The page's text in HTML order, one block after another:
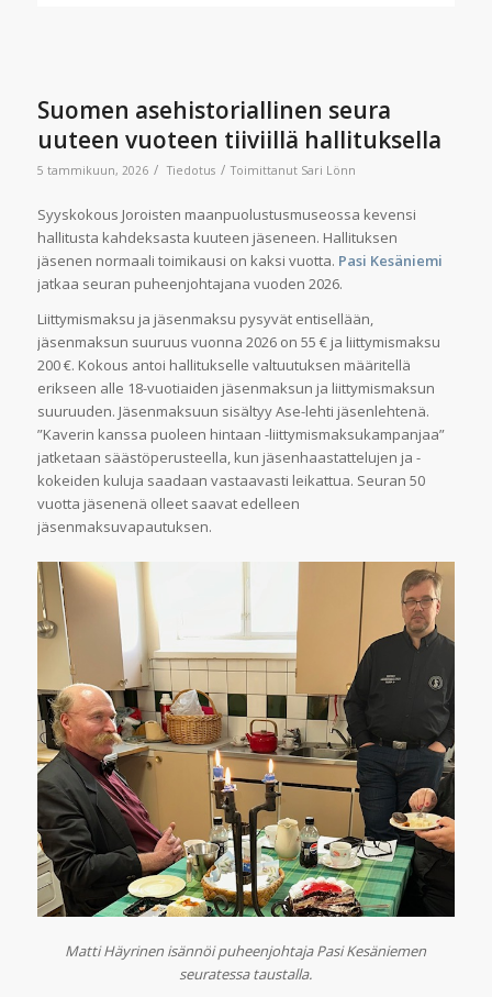
Suomen asehistoriallinen seura
uuteen vuoteen tiiviillä hallituksella
5 tammikuun, 2026 / Tiedotus / Toimittanut Sari Lönn
Syyskokous Joroisten maanpuolustusmuseossa kevensi
hallitusta kahdeksasta kuuteen jäseneen. Hallituksen
jäsenen normaali toimikausi on kaksi vuotta. Pasi Kesäniemi
jatkaa seuran puheenjohtajana vuoden 2026.
Liittymismaksu ja jäsenmaksu pysyvät entisellään,
jäsenmaksun suuruus vuonna 2026 on 55 € ja liittymismaksu
200 €. Kokous antoi hallitukselle valtuutuksen määritellä
erikseen alle 18-vuotiaiden jäsenmaksun ja liittymismaksun
suuruuden. Jäsenmaksuun sisältyy Ase-lehti jäsenlehtenä.
”Kaverin kanssa puoleen hintaan -liittymismaksukampanjaa”
jatketaan säästöperusteella, kun jäsenhaastattelujen ja -
kokeiden kuluja saadaan vastaavasti leikattua. Seuran 50
vuotta jäsenenä olleet saavat edelleen
jäsenmaksuvapautuksen.
Matti Häyrinen isännöi puheenjohtaja Pasi Kesäniemen
seuratessa taustalla.